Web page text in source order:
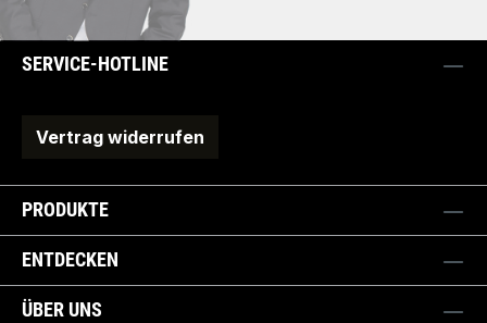
SERVICE-HOTLINE
Vertrag widerrufen
PRODUKTE
ENTDECKEN
ÜBER UNS